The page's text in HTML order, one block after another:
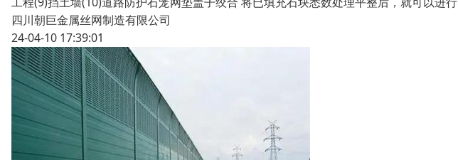
四川朝巨金属丝网制造有限公司
24-04-10 17:39:01